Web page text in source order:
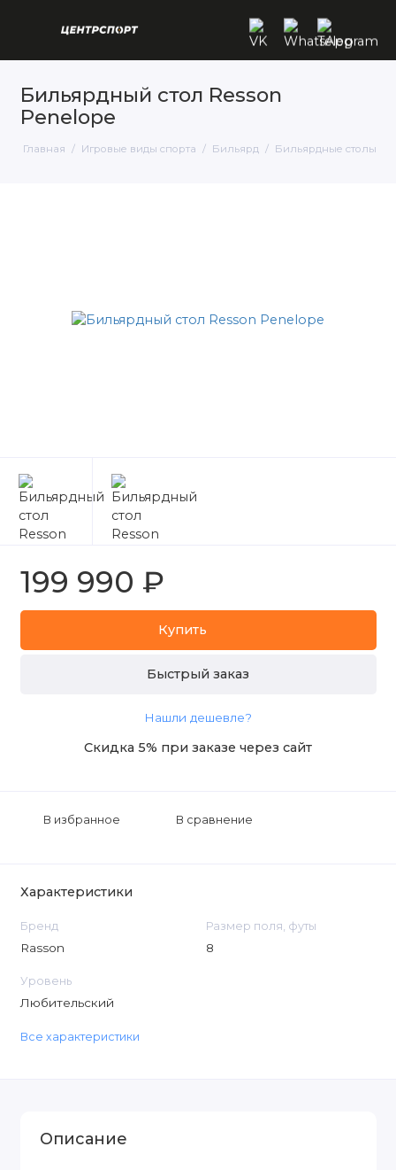
Бильярдный стол Resson
Penelope
Главная Игровые виды спорта Бильярд Бильярдные столы
199 990 ₽
Купить
Быстрый заказ
Нашли дешевле?
Скидка 5% при заказе через сайт
В избранное В сравнение
Характеристики
Бренд
Rasson
Размер поля, футы
8
Уровень
Любительский
Все характеристики
Описание